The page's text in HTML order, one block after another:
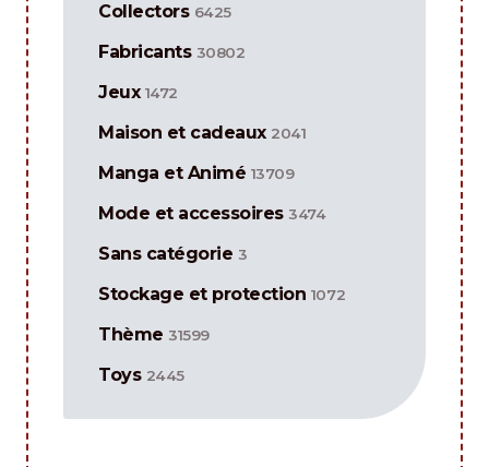
Collectors 6425
Fabricants 30802
Jeux 1472
Maison et cadeaux 2041
Manga et Animé 13709
Mode et accessoires 3474
Sans catégorie 3
Stockage et protection 1072
Thème 31599
Toys 2445